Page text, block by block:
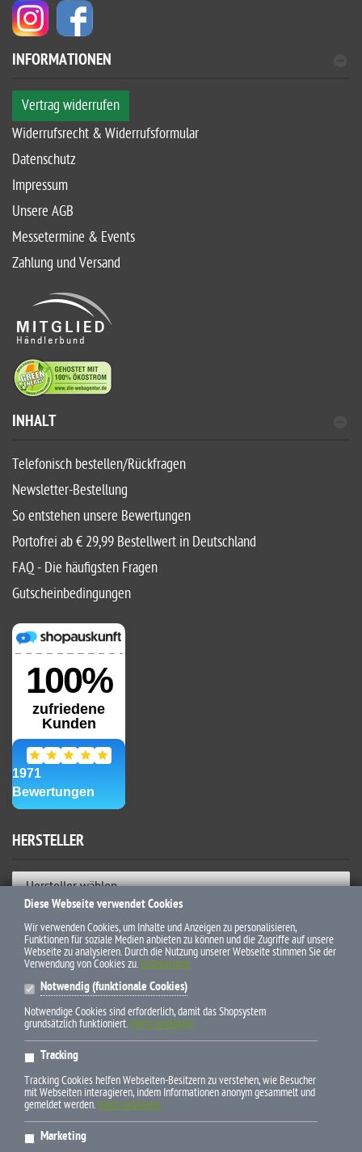
INFORMATIONEN
Vertrag widerrufen
Widerrufsrecht & Widerrufsformular
Datenschutz
Impressum
Unsere AGB
Messetermine & Events
Zahlung und Versand
INHALT
Telefonisch bestellen/Rückfragen
Newsletter-Bestellung
So entstehen unsere Bewertungen
Portofrei ab € 29,99 Bestellwert in Deutschland
FAQ - Die häufigsten Fragen
Gutscheinbedingungen
HERSTELLER
Hersteller wählen
ZAHLUNGSWEISEN
* Alle Preise inkl. gesetzl. Mehrwertsteuer zzgl. Versandkosten und
ggf. Nachnahmegebühren, wenn nicht anders beschrieben
Diese Webseite verwendet Cookies
Wir verwenden Cookies, um Inhalte und Anzeigen zu personalisieren,
Funktionen für soziale Medien anbieten zu können und die Zugriffe auf unsere
Webseite zu analysieren. Durch die Nutzung unserer Webseite stimmen Sie der
Verwendung von Cookies zu. Datenschutz
Notwendig (funktionale Cookies)
Notwendige Cookies sind erforderlich, damit das Shopsystem
grundsätzlich funktioniert.(mehr anzeigen)
Tracking
Tracking Cookies helfen Webseiten-Besitzern zu verstehen, wie Besucher
mit Webseiten interagieren, indem Informationen anonym gesammelt und
gemeldet werden.(mehr anzeigen)
Marketing